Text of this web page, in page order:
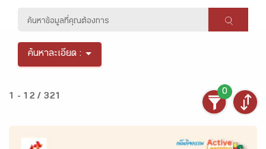
ค้นหาละเอียด :
1 - 12 / 321
0